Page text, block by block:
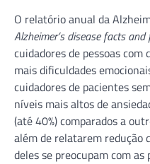
O relatório anual da
Alzheimer’s disease facts and
cuidadores de pessoas
mais dificuldades
cuidadores de pacientes
níveis mais altos de
(até 40%) comparados a
além de relatarem redução
deles se preocupam com